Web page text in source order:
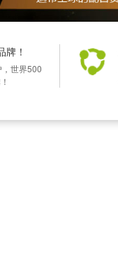
牌！
世界500